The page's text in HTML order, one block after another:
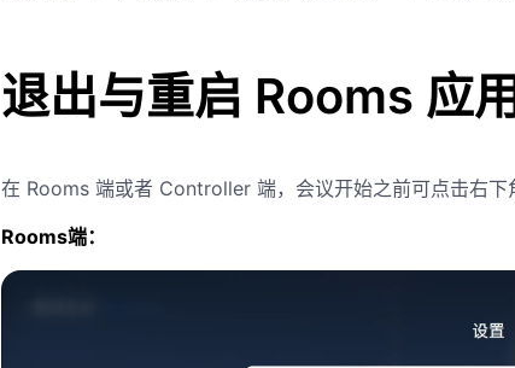
退出与重启 Rooms 应用
在 Rooms 端或者 Controller 端，会议开始之前可点击右下
Rooms端：